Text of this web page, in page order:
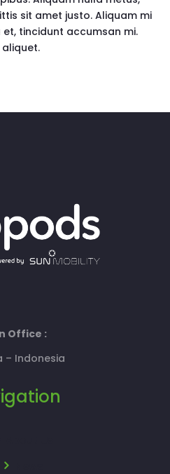
sit amet justo. Aliquam mi
tincidunt accumsan mi.
Office :
– Indonesia